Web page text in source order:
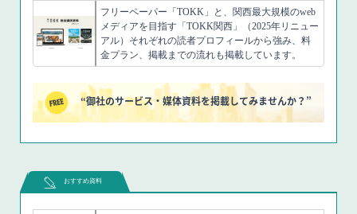
フリーペーパー「TOKK」と、関西最大規模のweb
メディアを目指す「TOKK関西」（2025年リニュー
アル）それぞれの読者プロフィールから強み、料
金プラン、掲載までの流れも掲載しています。
“御社のサービス・媒体資料を掲載してみませんか？”
おすすめ資料